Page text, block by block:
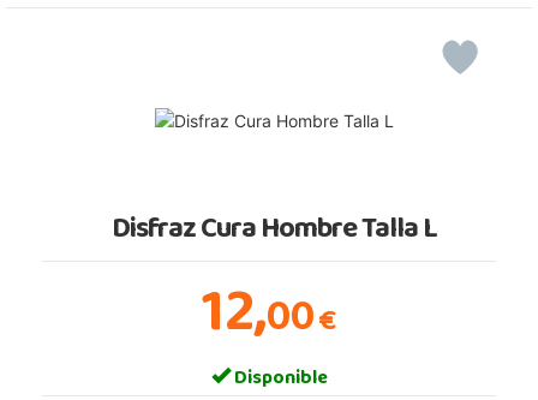
Disfraz Cura Hombre Talla L
12,00€
Disponible